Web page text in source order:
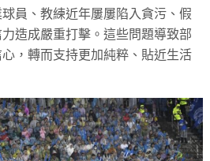
員、教練近年屢屢陷入貪污、假
造成嚴重打擊。這些問題導致部
，轉而支持更加純粹、貼近生活